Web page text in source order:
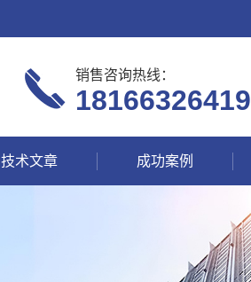
销售咨询热线：
18166326419
技术文章 成功案例